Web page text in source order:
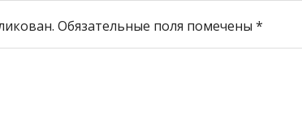
Обязательные поля помечены *